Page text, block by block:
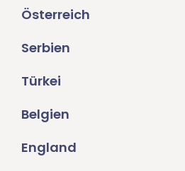
Österreich
Serbien
Türkei
Belgien
England